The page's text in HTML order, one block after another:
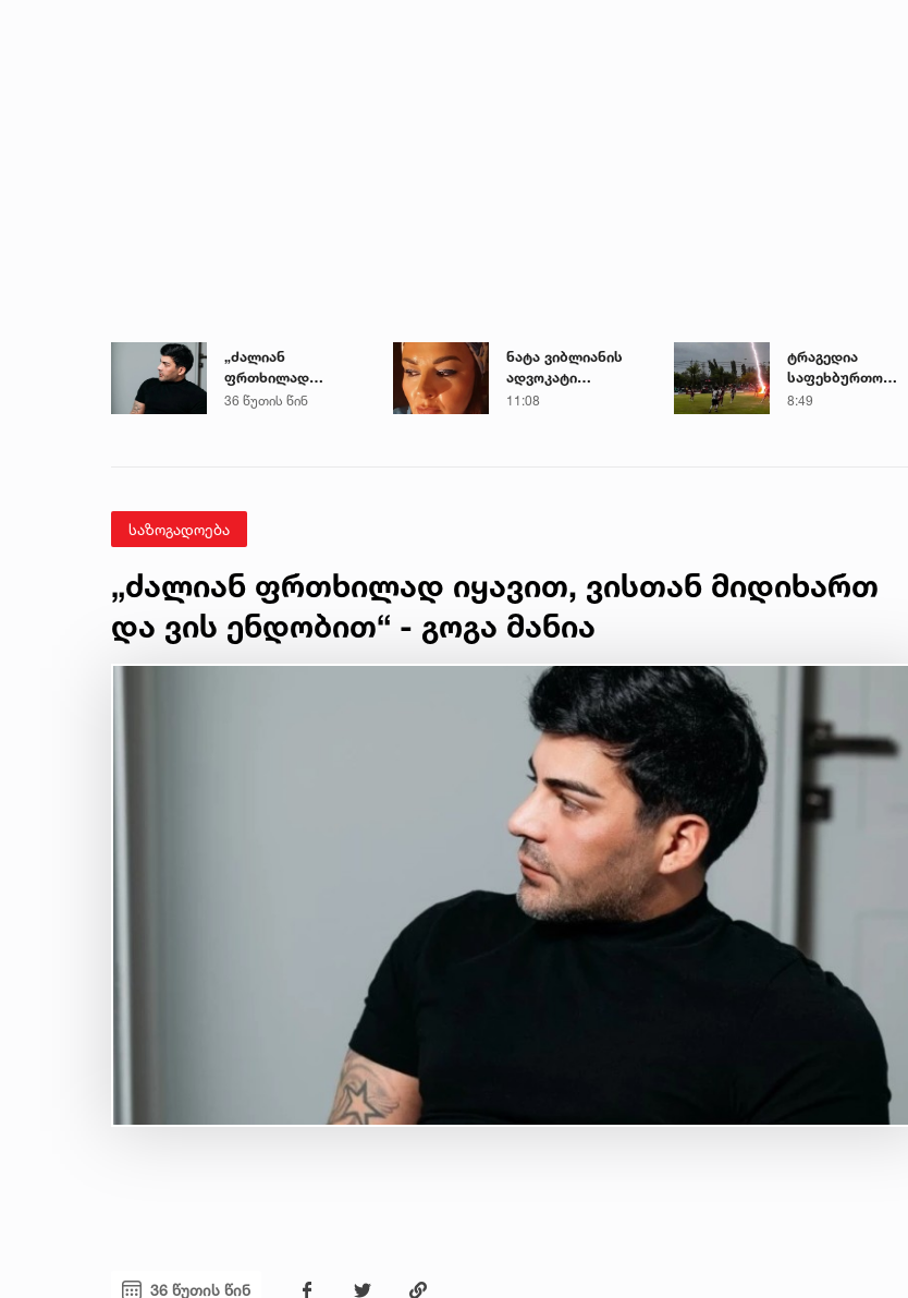
„ძალიან
ფრთხილად
იყავით, ვისთან
36 წუთის წინ
ნატა ვიბლიანის
ადვოკატი
მიმართვას
11:08
ტრაგედია
საფეხბურთო
მატჩის დროს - 24
8:49
საზოგადოება
„ძალიან ფრთხილად იყავით, ვისთან მიდიხართ
და ვის ენდობით“ - გოგა მანია
36 წუთის წინ